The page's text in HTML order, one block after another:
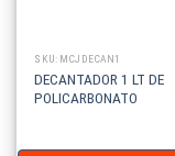
SKU: MCJDECAN1
DECANTADOR 1 LT DE
POLICARBONATO